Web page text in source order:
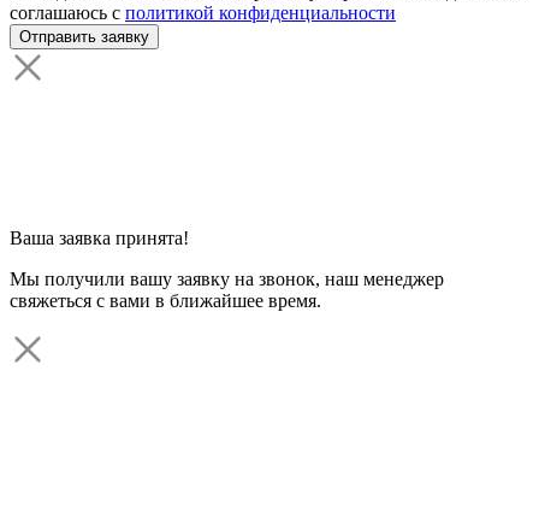
соглашаюсь с политикой конфиденциальности
Ваша заявка принята!
Мы получили вашу заявку на звонок, наш менеджер
свяжеться с вами в ближайшее время.